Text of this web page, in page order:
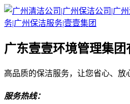
广东壹壹环境管理集团
高品质的保洁服务，让您省心、放
服务热线：